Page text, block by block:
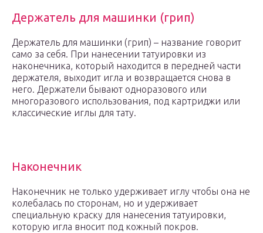
Держатель для машинки (грип)
Держатель для машинки (грип) – название говорит
само за себя. При нанесении татуировки из
наконечника, который находится в передней части
держателя, выходит игла и возвращается снова в
него. Держатели бывают одноразового или
многоразового использования, под картриджи или
классические иглы для тату.
Наконечник
Наконечник не только удерживает иглу чтобы она не
колебалась по сторонам, но и удерживает
специальную краску для нанесения татуировки,
которую игла вносит под кожный покров.